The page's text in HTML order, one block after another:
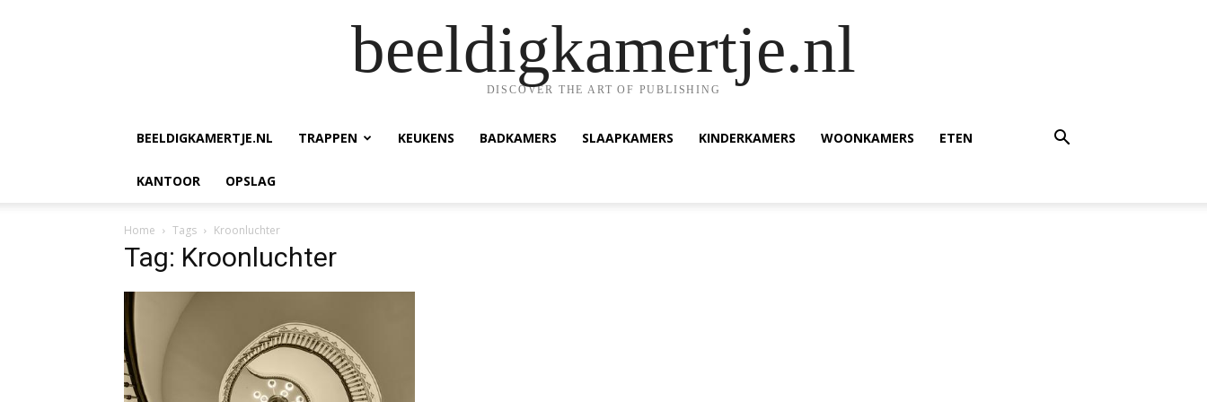
beeldigkamertje.nl
DISCOVER THE ART OF PUBLISHING
BEELDIGKAMERTJE.NL TRAPPEN KEUKENS BADKAMERS SLAAPKAMERS KINDERKAMERS WOONKAMERS ETEN
KANTOOR OPSLAG
Home Tags Kroonluchter
Tag: Kroonluchter